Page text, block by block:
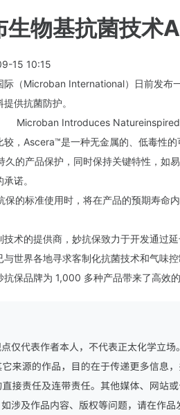
生物基抗菌技术
15 10:15
际（Microban International）日前发布
供抗菌防护。
较，Ascera™是一种无金属的、低毒性
久的产品保护，同时保持关键特性，如
诺。
保的标准使用时，将在产品的预期寿命
技术的提供商，妙抗保致力于开发通过
世界各地寻求客制化抗菌技术和气味
抗保品牌为 1,000 多种产品带来了高效